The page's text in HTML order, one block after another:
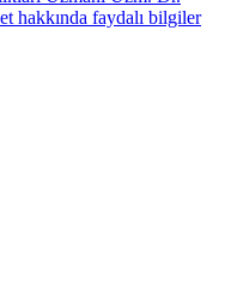
hakkında faydalı bilgiler